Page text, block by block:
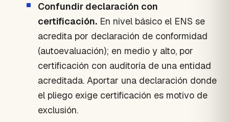
Confundir declaración con
certificación. En nivel básico el ENS se
acredita por declaración de conformidad
(autoevaluación); en medio y alto, por
certificación con auditoría de una entidad
acreditada. Aportar una declaración donde
el pliego exige certificación es motivo de
exclusión.